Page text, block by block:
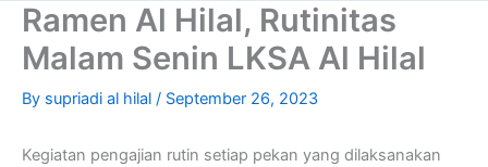
Ramen Al Hilal, Rutinitas
Malam Senin LKSA Al Hilal
By supriadi al hilal / September 26, 2023
Kegiatan pengajian rutin setiap pekan yang dilaksanakan